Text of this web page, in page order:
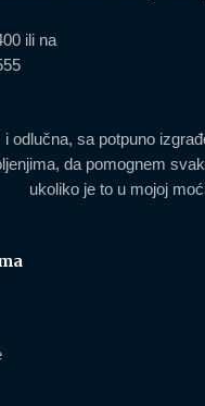
ili na
odlučna, sa potpuno
da pomognem
ukoliko je to u mojoj